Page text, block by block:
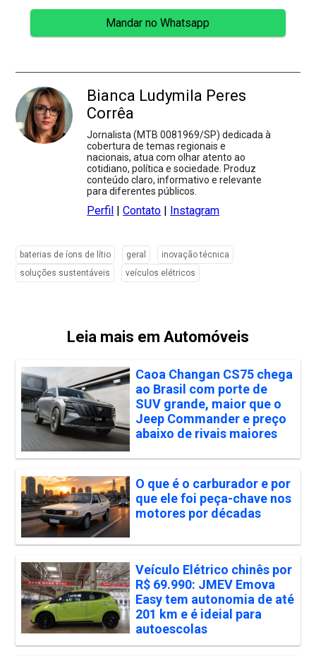
Mandar no Whatsapp
Bianca Ludymila Peres
Corrêa
Jornalista (MTB 0081969/SP) dedicada à
cobertura de temas regionais e
nacionais, atua com olhar atento ao
cotidiano, política e sociedade. Produz
conteúdo claro, informativo e relevante
para diferentes públicos.
Perfil |Contato Instagram
baterias de íons de lítio geral
inovação técnica
soluções sustentáveis
veículos elétricos
Leia mais em Automóveis
Caoa Changan CS75 chega
ao Brasil com porte de
SUV grande, maior que o
Jeep Commander e preço
abaixo de rivais maiores
O que é o carburador e por
que ele foi peça-chave nos
motores por décadas
Veículo Elétrico chinês por
R$ 69.990: JMEV Emova
Easy tem autonomia de até
201 km e é ideial para
autoescolas